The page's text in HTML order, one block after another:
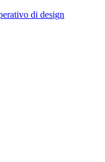
di design